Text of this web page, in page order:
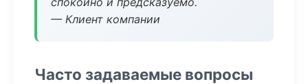
— Клиент компании
Часто задаваемые вопросы